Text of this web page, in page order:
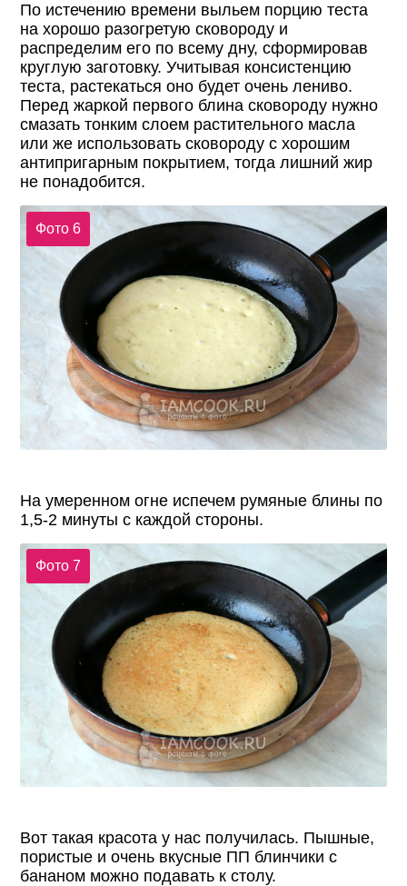
По истечению времени выльем порцию теста
на хорошо разогретую сковороду и
распределим его по всему дну, сформировав
круглую заготовку. Учитывая консистенцию
теста, растекаться оно будет очень лениво.
Перед жаркой первого блина сковороду нужно
смазать тонким слоем растительного масла
или же использовать сковороду с хорошим
антипригарным покрытием, тогда лишний жир
не понадобится.
Фото 6
На умеренном огне испечем румяные блины по
1,5-2 минуты с каждой стороны.
Фото 7
Вот такая красота у нас получилась. Пышные,
пористые и очень вкусные ПП блинчики с
бананом можно подавать к столу.